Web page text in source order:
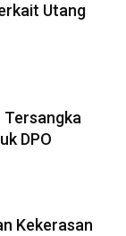
Utang
Tersangka
DPO
Kekerasan